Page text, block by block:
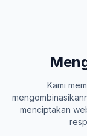
Kami
menciptakan